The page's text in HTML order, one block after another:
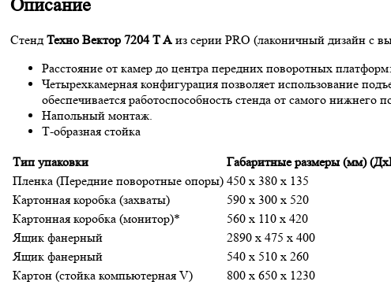
Описание
Стенд Техно Вектор 7204 T A из серии PRO (лаконичный дизайн с
Расстояние от камер до центра передних поворотных
Четырехкамерная конфигурация позволяет использование
обеспечивается работоспособность стенда от самого
Напольный монтаж.
Т-образная стойка
Тип упаковки Габаритные размеры (мм)
Пленка (Передние поворотные опоры) 450 x 380 x 135
Картонная коробка (захваты)
590 x 300 x 520
Картонная коробка (монитор)*
560 x 110 x 420
Ящик фанерный
2890 x 475 x 400
Ящик фанерный
540 x 510 x 260
Картон (стойка компьютерная V)
800 x 650 x 1230